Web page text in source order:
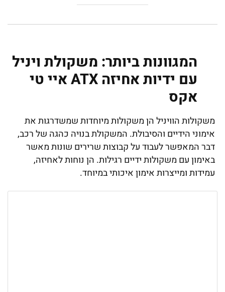
המגוונות ביותר: משקולת ויניל
עם ידיות אחיזה ATX איי טי
אקס
משקולות הוויניל הן משקולות מיוחדות שמשדרגות את
אימוני הידיים והסיבולת. המשקולת בנויה כהגה של רכב,
דבר המאפשר לעבוד על קבוצות שרירים שונות מאשר
באימון עם משקולות ידיים רגילות. הן נוחות לאחיזה,
עמידות ומייצרות אימון איכותי במיוחד.